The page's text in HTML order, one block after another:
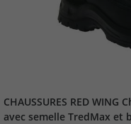
CHAUSSURES RED
avec semelle TredMax et